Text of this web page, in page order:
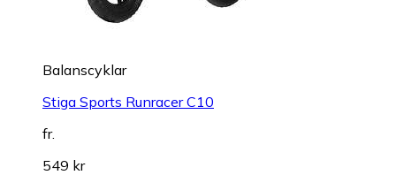
Balanscyklar
Stiga Sports Runracer C10
fr.
549 kr